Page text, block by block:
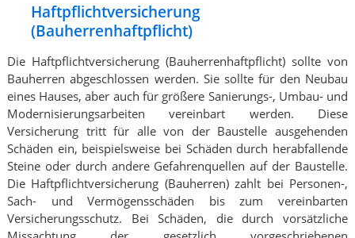
Haftpflichtversicherung
(Bauherrenhaftpflicht)
Die Haftpflichtversicherung (Bauherrenhaftpflicht) sollte von
Bauherren abgeschlossen werden. Sie sollte für den Neubau
eines Hauses, aber auch für größere Sanierungs-, Umbau- und
Modernisierungsarbeiten vereinbart werden. Diese
Versicherung tritt für alle von der Baustelle ausgehenden
Schäden ein, beispielsweise bei Schäden durch herabfallende
Steine oder durch andere Gefahrenquellen auf der Baustelle.
Die Haftpflichtversicherung (Bauherren) zahlt bei Personen-,
Sach- und Vermögensschäden bis zum vereinbarten
Versicherungsschutz. Bei Schäden, die durch vorsätzliche